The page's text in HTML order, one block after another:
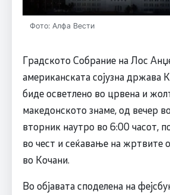
Фото: Алфа Вести
Градското Собрание на Лос
американската сојузна држава
биде осветлено во црвена и
македонското знаме, од вечер
вторник наутро во 6:00 часот,
во чест и сеќавање на жртвите
во Кочани.
Во објавата споделена на